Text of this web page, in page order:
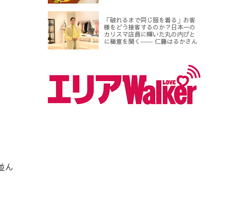
ん
「破れるまで同じ服を着る」お客
様をどう接客するのか？日本一の
カリスマ店員に輝いた丸の内びと
に極意を聞く―― 仁藤はるかさん